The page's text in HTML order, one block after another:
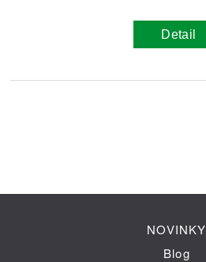
Detail
NOVINKY
Blog